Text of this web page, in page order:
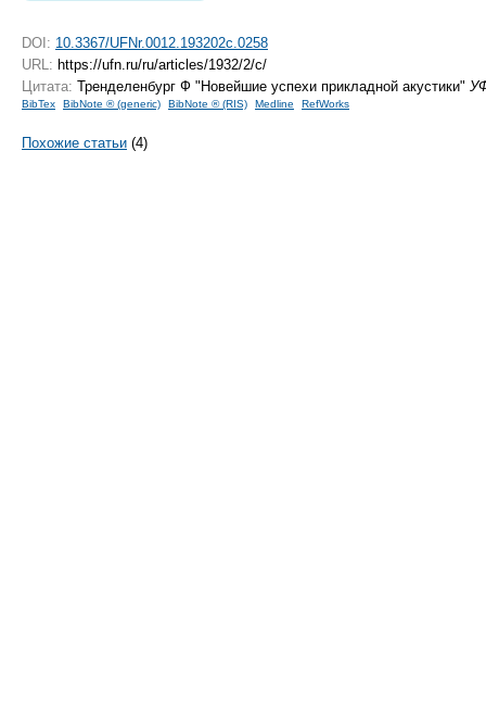
DOI: 10.3367/UFNr.0012.193202c.0258
URL: https://ufn.ru/ru/articles/1932/2/c/
Цитата: Тренделенбург Ф "Новейшие успехи прикладной акустики"
BibTex BibNote ® (generic) BibNote ® (RIS) Medline RefWorks
Похожие статьи (4)